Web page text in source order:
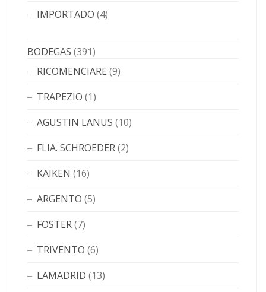
IMPORTADO (4)
BODEGAS (391)
RICOMENCIARE (9)
TRAPEZIO (1)
AGUSTIN LANUS (10)
FLIA. SCHROEDER(2)
KAIKEN (16)
ARGENTO (5)
FOSTER(7)
TRIVENTO (6)
LAMADRID (13)